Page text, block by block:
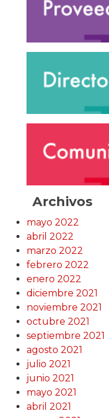
Archivos
mayo 2022
abril 2022
marzo 2022
febrero 2022
enero 2022
diciembre 2021
noviembre 2021
octubre 2021
septiembre 2021
agosto 2021
julio 2021
junio 2021
mayo 2021
abril 2021